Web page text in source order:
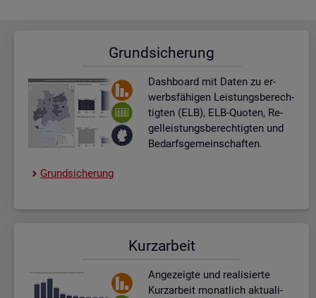
Grund­si­che­rung
Dash­board mit Daten zu er­
werbs­fä­hi­gen Leis­tungs­be­rech­
tig­ten (ELB), ELB-Quo­ten, Re­
gel­leis­tungs­be­rech­tig­ten und
Be­darfs­ge­mein­schaf­ten.
Grund­si­che­rung
Kurz­ar­beit
An­ge­zeig­te und rea­li­sier­te
Kurz­ar­beit mo­nat­lich ak­tua­li­